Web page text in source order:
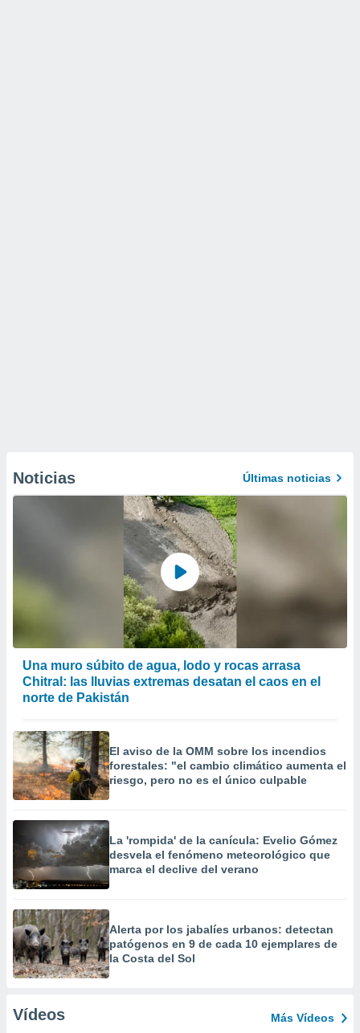
Noticias Últimas noticias
Una muro súbito de agua, lodo y rocas arrasa
Chitral: las lluvias extremas desatan el caos en el
norte de Pakistán
El aviso de la OMM sobre los incendios
forestales: "el cambio climático aumenta el
riesgo, pero no es el único culpable
La 'rompida' de la canícula: Evelio Gómez
desvela el fenómeno meteorológico que
marca el declive del verano
Alerta por los jabalíes urbanos: detectan
patógenos en 9 de cada 10 ejemplares de
la Costa del Sol
Vídeos Más Vídeos